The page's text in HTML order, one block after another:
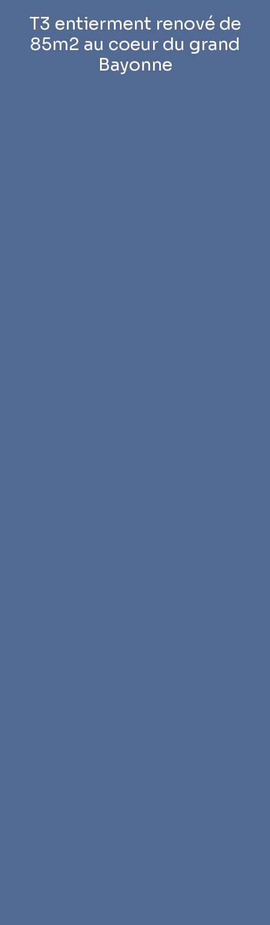
T3 entierment renové de
85m2 au coeur du grand
Bayonne